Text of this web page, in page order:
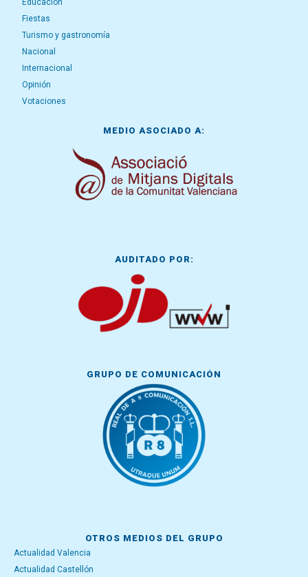
Educación
Fiestas
Turismo y gastronomía
Nacional
Internacional
Opinión
Votaciones
MEDIO ASOCIADO A:
AUDITADO POR:
GRUPO DE COMUNICACIÓN
OTROS MEDIOS DEL GRUPO
Actualidad Valencia
Actualidad Castellón